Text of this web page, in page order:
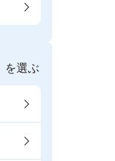
を選ぶ